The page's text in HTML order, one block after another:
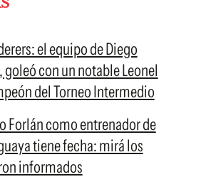
el equipo de Diego
goleó con un notable Leonel
del Torneo Intermedio
Forlán como entrenador de
tiene fecha: mirá los
informados